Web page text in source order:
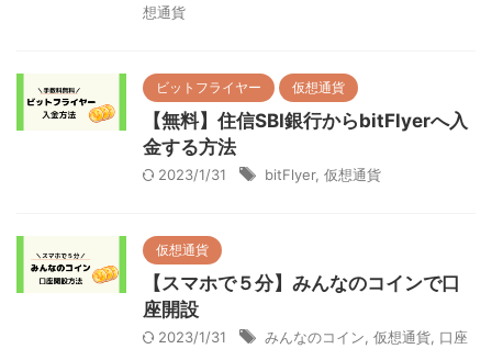
想通貨
ビットフライヤー 仮想通貨
【無料】住信SBI銀行からbitFlyerへ入
金する方法
2023/1/31 bitFlyer, 仮想通貨
仮想通貨
【スマホで５分】みんなのコインで口
座開設
2023/1/31 みんなのコイン 仮想通貨 口座